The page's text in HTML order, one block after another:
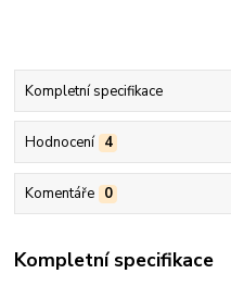
Kompletní specifikace
Hodnocení 4
Komentáře 0
Kompletní specifikace